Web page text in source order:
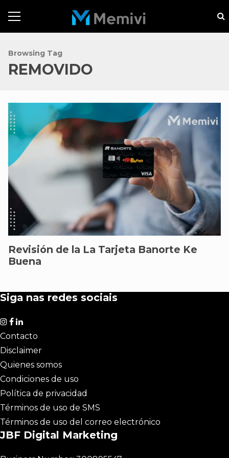
Browsing Tag
REMOVIDO
Revisión de la La Tarjeta Banorte Ke
Buena
Siga nas redes sociais
Contacto
Disclaimer
Quienes somos
Condiciones de uso
Política de privacidad
Términos de uso de SMS
Términos de uso del correo electrónico
JBF Digital Marketing